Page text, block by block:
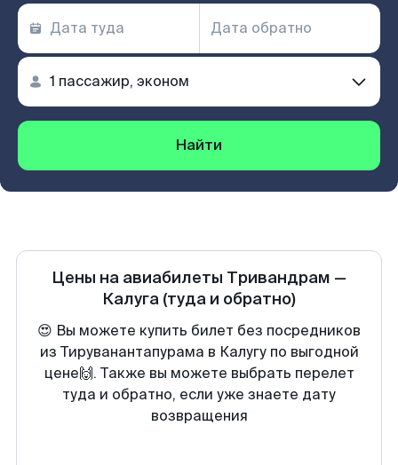
Найти
Цены на авиабилеты Тривандрам —
Калуга (туда и обратно)
😍 Вы можете купить билет без посредников
из Тируванантапурама в Калугу по выгодной
цене🙌. Также вы можете выбрать перелет
туда и обратно, если уже знаете дату
возвращения